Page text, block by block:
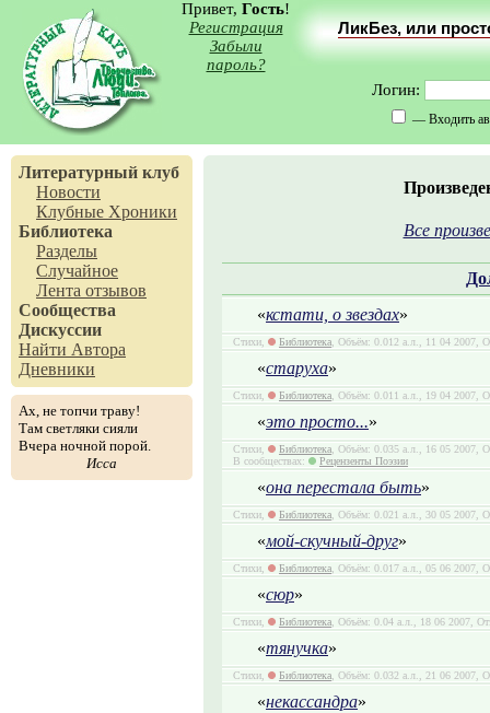
Привет, Гость!
Регистрация
Забыли
пароль?
ЛикБез, или
Логин:
— Входить
Литературный клуб
Новости
Клубные Хроники
Библиотека
Разделы
Случайное
Лента отзывов
Сообщества
Дискуссии
Найти Автора
Дневники
Ах, не топчи траву!
Там светляки сияли
Вчера ночной порой.
Исса
Все
«кстати, о звездах»
Стихи, Библиотека, Объём: 0.012 а.л., 11 04 2007,
«старуха»
Стихи, Библиотека, Объём: 0.011 а.л., 19 04 2007,
«это просто...»
Стихи, Библиотека, Объём: 0.035 а.л., 16 05 2007,
В сообществах:
Рецензенты Поэзии
«она перестала быть»
Стихи, Библиотека, Объём: 0.021 а.л., 30 05 2007,
«мой-скучный-друг»
Стихи, Библиотека, Объём: 0.017 а.л., 05 06 2007,
«сюр»
Стихи, Библиотека, Объём: 0.04 а.л., 18 06 2007,
«тянучка»
Стихи, Библиотека, Объём: 0.032 а.л., 21 06 2007,
«некассандра»